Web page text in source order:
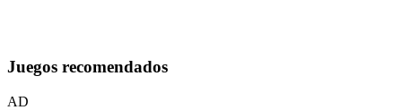
Juegos recomendados
AD